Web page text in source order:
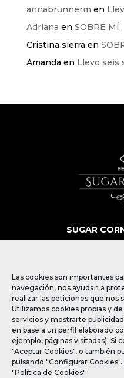
Las cookies son importantes
navegación, nos ayudan a
realizar las peticiones que nos
Utilizamos cookies propias y
servicios y mostrarte
en base a un perfil elaborado
ejemplo, páginas visitadas). Si
"Aceptar Cookies", o también
pulsando "Configurar
"Política de Cookies".
annabrunnerm en
Adriana en SOBRE MÍ
Cristina sierra en
Amanda en Llevo seis
SUGAR
SOBRE